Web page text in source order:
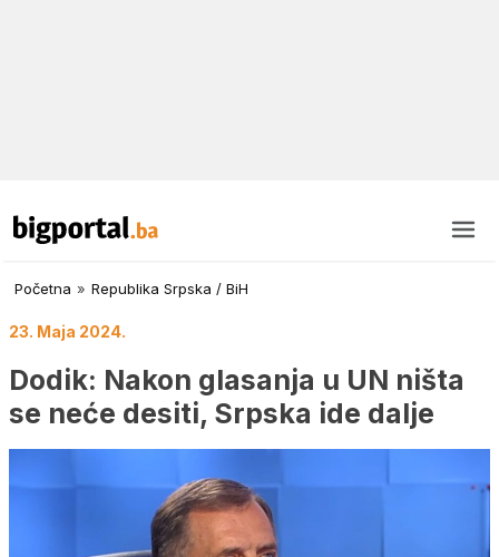
Početna » Republika Srpska / BiH
23. Maja 2024.
Dodik: Nakon glasanja u UN ništa
se neće desiti, Srpska ide dalje